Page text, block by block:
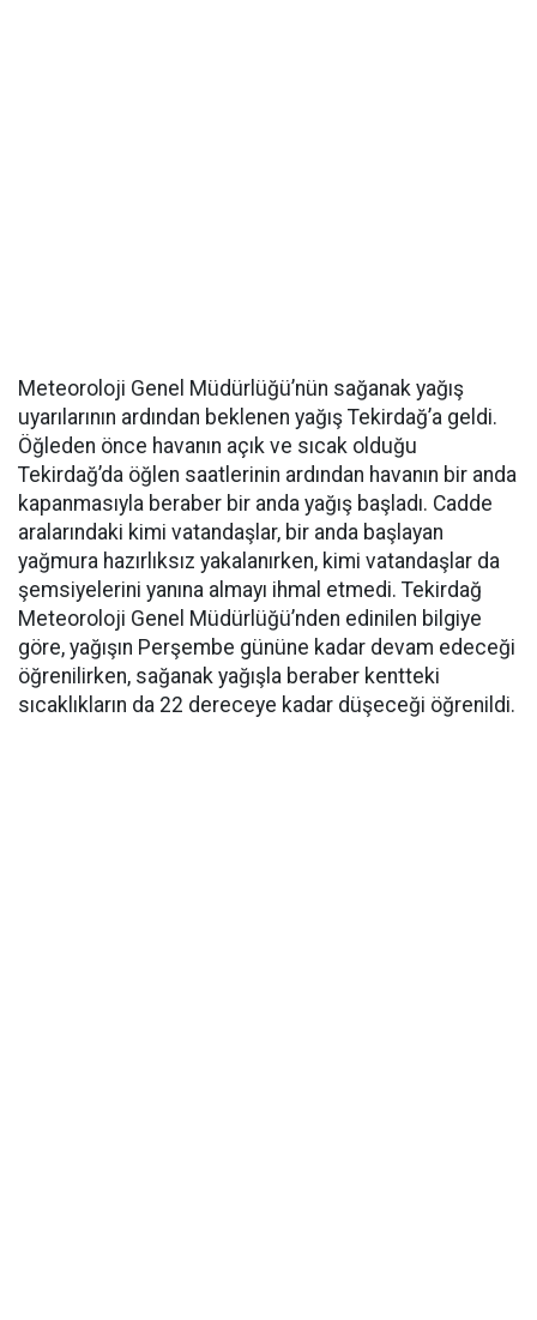
Meteoroloji Genel Müdürlüğü’nün sağanak yağış
uyarılarının ardından beklenen yağış Tekirdağ’a geldi.
Öğleden önce havanın açık ve sıcak olduğu
Tekirdağ’da öğlen saatlerinin ardından havanın bir anda
kapanmasıyla beraber bir anda yağış başladı. Cadde
aralarındaki kimi vatandaşlar, bir anda başlayan
yağmura hazırlıksız yakalanırken, kimi vatandaşlar da
şemsiyelerini yanına almayı ihmal etmedi. Tekirdağ
Meteoroloji Genel Müdürlüğü’nden edinilen bilgiye
göre, yağışın Perşembe gününe kadar devam edeceği
öğrenilirken, sağanak yağışla beraber kentteki
sıcaklıkların da 22 dereceye kadar düşeceği öğrenildi.